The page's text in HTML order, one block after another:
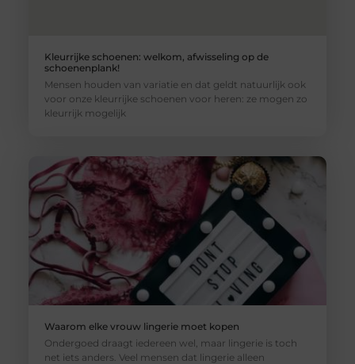
Kleurrijke schoenen: welkom, afwisseling op de
schoenenplank!
Mensen houden van variatie en dat geldt natuurlijk ook
voor onze kleurrijke schoenen voor heren: ze mogen zo
kleurrijk mogelijk
Waarom elke vrouw lingerie moet kopen
Ondergoed draagt iedereen wel, maar lingerie is toch
net iets anders. Veel mensen dat lingerie alleen